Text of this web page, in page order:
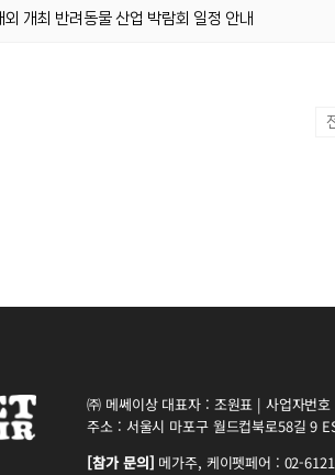
개최 반려동물 산업 박람회 일정 안내
㈜ 메쎄이상 대표자 : 조원표 | 사업자번
주소 : 서울시 마포구 월드컵북로58길 9
[참가 문의] 메가주, 케이펫페어 : 02-